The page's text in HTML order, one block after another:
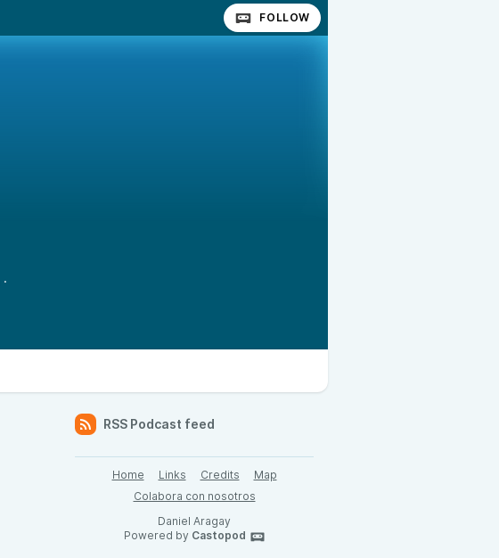
FOLLOW
·
RSS Podcast feed
Home Links Credits
Map
Colabora con nosotros
Daniel Aragay
Powered by Castopod